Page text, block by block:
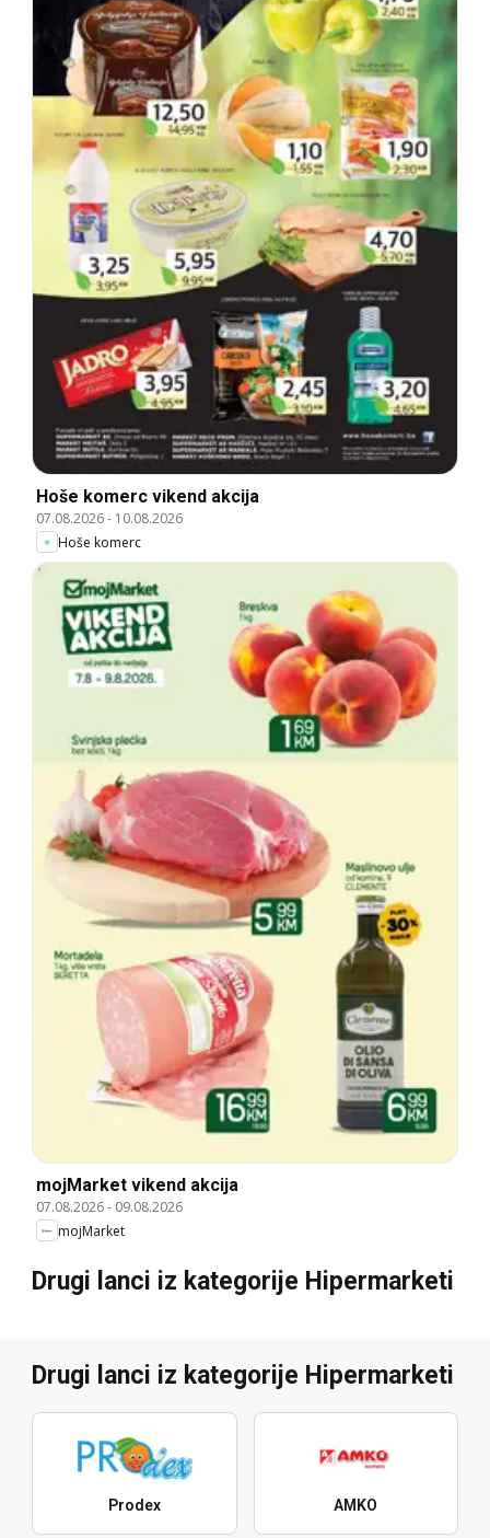
Hoše komerc vikend akcija
07.08.2026- 10.08.2026
Hoše komerc
mojMarket vikend akcija
07.08.2026- 09.08.2026
mojMarket
Drugi lanci iz kategorije Hipermarketi
Drugi lanci iz kategorije Hipermarketi
Prodex AMKO